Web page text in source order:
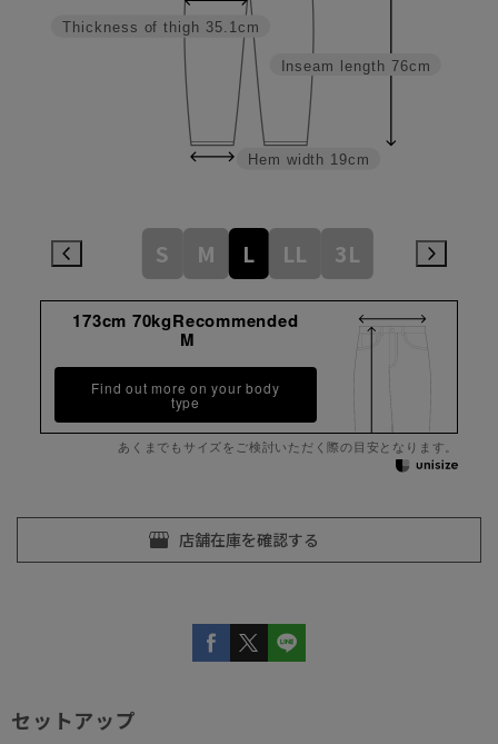
Inseam length 76cm
Hem width 19cm
Thickness of thigh 35.1cm
S M L LL 3L
173cm 70kgRecommended
M
Find out more on your body
type
あくまでもサイズをご検討いただく際の目安となります。
セットアップ